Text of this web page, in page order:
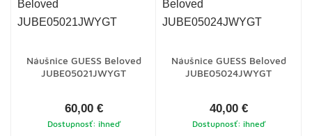
Náušnice GUESS Beloved
JUBE05021JWYGT
60,00 €
Dostupnosť: ihneď
Náušnice GUESS Beloved
JUBE05024JWYGT
40,00 €
Dostupnosť: ihneď